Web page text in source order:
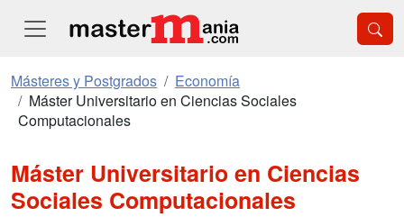
Másteres y Postgrados
Economía
Máster Universitario en Ciencias Sociales
Computacionales
Máster Universitario en Ciencias
Sociales Computacionales